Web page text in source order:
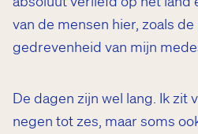
van de mensen hier, zoals
gedrevenheid van mijn
De dagen zijn wel lang. Ik zit
negen tot zes, maar soms